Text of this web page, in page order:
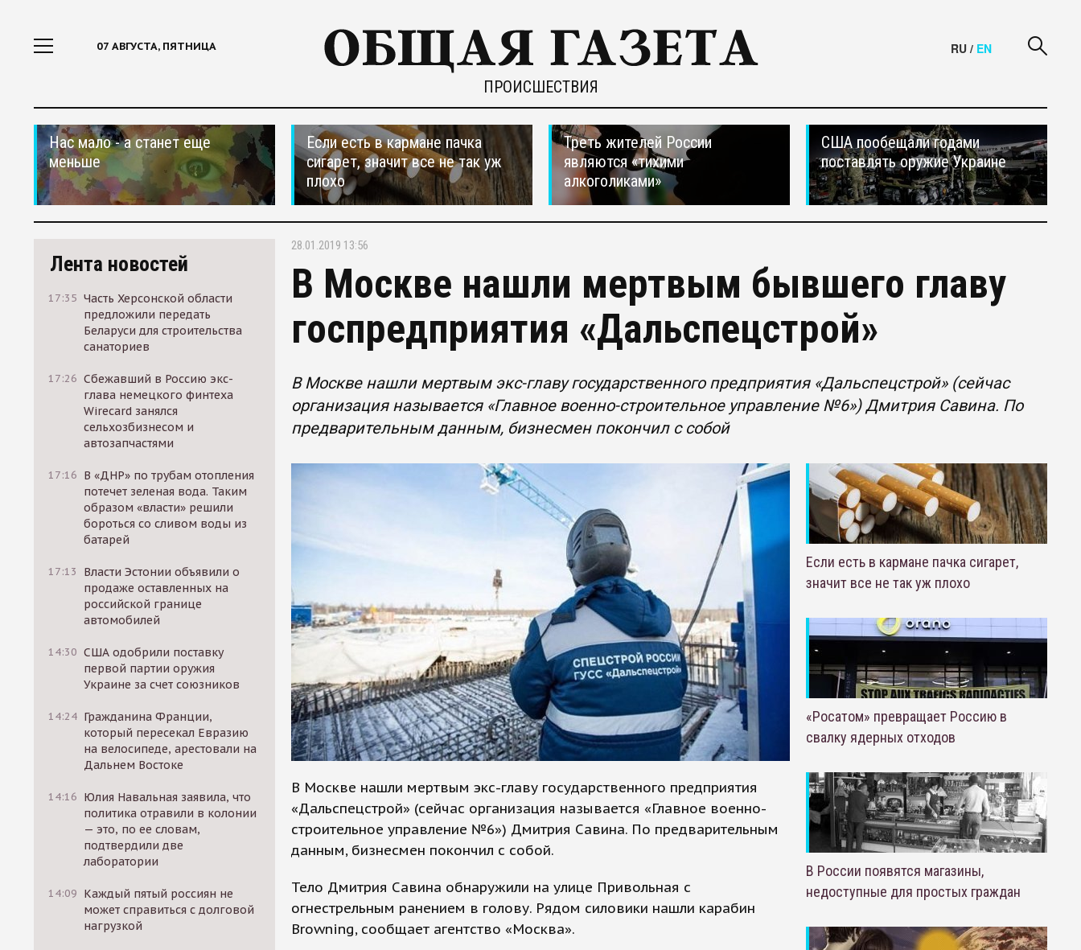
07 АВГУСТА, ПЯТНИЦА
ПРОИСШЕСТВИЯ
RU / EN
Нас мало - а станет еще
меньше
Если есть в кармане пачка
сигарет, значит все не так уж
плохо
Треть жителей России
являются «тихими
алкоголиками»
США пообещали годами
поставлять оружие Украине
Лента новостей
17:35 Часть Херсонской области
предложили передать
Беларуси для строительства
санаториев
17:26 Сбежавший в Россию экс-
глава немецкого финтеха
Wirecard занялся
сельхозбизнесом и
автозапчастями
17:16 В «ДНР» по трубам отопления
потечет зеленая вода. Таким
образом «власти» решили
бороться со сливом воды из
батарей
17:13
Власти Эстонии объявили о
продаже оставленных на
российской границе
автомобилей
14:30 США одобрили поставку
первой партии оружия
Украине за счет союзников
14:24 Гражданина Франции,
который пересекал Евразию
на велосипеде, арестовали на
Дальнем Востоке
14:16 Юлия Навальная заявила, что
политика отравили в колонии
— это, по ее словам,
подтвердили две
лаборатории
14:09 Каждый пятый россиян не
может справиться с долговой
нагрузкой
28.01.2019 13:56
В Москве нашли мертвым бывшего главу
госпредприятия «Дальспецстрой»
В Москве нашли мертвым экс-главу государственного предприятия «Дальспецстрой» (сейчас
организация называется «Главное военно-строительное управление №6») Дмитрия Савина. По
предварительным данным, бизнесмен покончил с собой
В Москве нашли мертвым экс-главу государственного предприятия
«Дальспецстрой» (сейчас организация называется «Главное военно-
строительное управление №6») Дмитрия Савина. По предварительным
данным, бизнесмен покончил с собой.
Тело Дмитрия Савина обнаружили на улице Привольная с
огнестрельным ранением в голову. Рядом силовики нашли карабин
Browning, сообщает агентство «Москва».
Если есть в кармане пачка сигарет,
значит все не так уж плохо
«Росатом» превращает Россию в
свалку ядерных отходов
В России появятся магазины,
недоступные для простых граждан